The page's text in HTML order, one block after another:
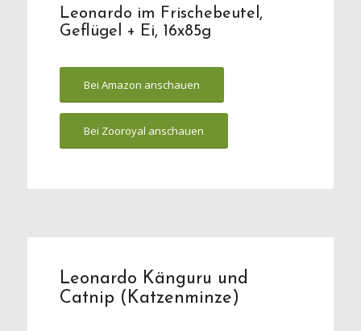
Leonardo im Frischebeutel,
Geflügel + Ei, 16x85g
Bei Amazon anschauen
Bei Zooroyal anschauen
Leonardo Känguru und
Catnip (Katzenminze)